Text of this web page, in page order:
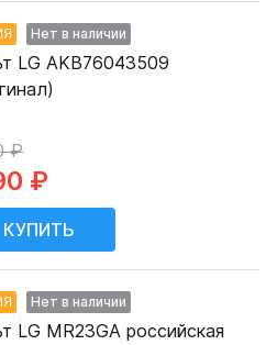
Нет в наличии
LG AKB76043509
₽
₽
Нет в наличии
LG MR23GA российская